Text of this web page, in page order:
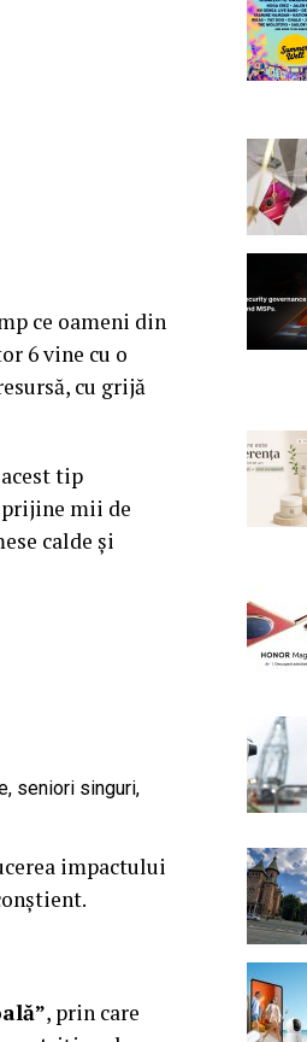
ce oameni din
6 vine cu o
cu grijă
tip
mii de
calde și
seniori singuri,
impactului
, prin care